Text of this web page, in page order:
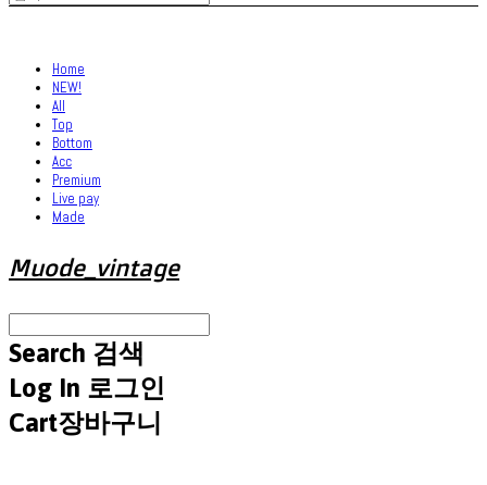
Home
NEW!
All
Top
Bottom
Acc
Premium
Live pay
Made
Muode_vintage
Search 검색
Log In 로그인
Cart장바구니